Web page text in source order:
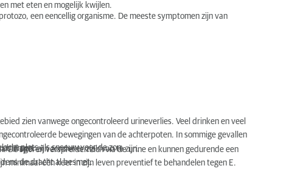
met eten en mogelijk kwijlen.
een eencellig organisme. De meeste symptomen zijn van
zien vanwege ongecontroleerd urineverlies. Veel drinken en veel
bewegingen van de achterpoten. In sommige gevallen
plots als sneeuw voor de zon.
drager zijn zonder er ziek van te zijn.
De sporen verspreiden zich via de urine en kunnen gedurende een
de dracht al besmet.
minimaal één keer in zijn leven preventief te behandelen tegen E.